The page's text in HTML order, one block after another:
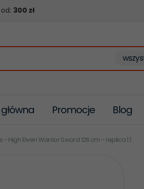
300 zł
Promocje Blog
- High Elven Warrior Sword 126 cm - replica 1:1